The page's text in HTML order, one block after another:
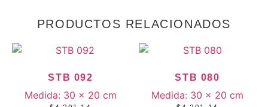
PRODUCTOS RELACIONADOS
STB 092
Medida: 30 × 20 cm
STB 080
Medida: 30 × 20 cm